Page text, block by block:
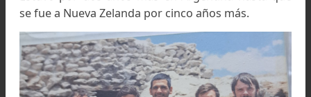
Glaciar de los Polacos visto desde su propia base a
metros de altura. A la izquierda se divisa la piedra
bandera.